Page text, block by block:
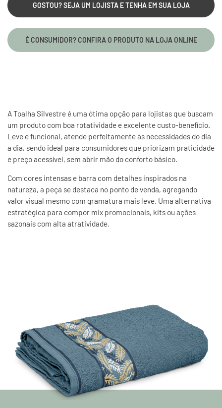
GOSTOU? SEJA UM LOJISTA E TENHA EM SUA LOJA
É CONSUMIDOR? CONFIRA O PRODUTO NA LOJA ONLINE
A Toalha Silvestre é uma ótima opção para lojistas que buscam
um produto com boa rotatividade e excelente custo-benefício.
Leve e funcional, atende perfeitamente às necessidades do dia
a dia, sendo ideal para consumidores que priorizam praticidade
e preço acessível, sem abrir mão do conforto básico.
Com cores intensas e barra com detalhes inspirados na
natureza, a peça se destaca no ponto de venda, agregando
valor visual mesmo com gramatura mais leve. Uma alternativa
estratégica para compor mix promocionais, kits ou ações
sazonais com alta atratividade.